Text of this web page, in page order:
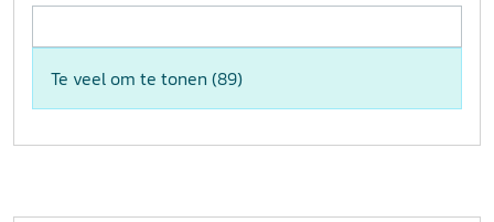
Te veel om te tonen (89)